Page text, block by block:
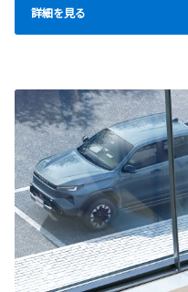
詳細を見る